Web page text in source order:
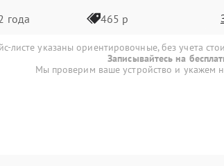
года 465 р
листе указаны ориентировочные, без учета
Записывайтесь на
Мы проверим ваше устройство и укажем